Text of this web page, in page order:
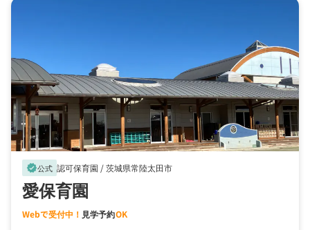
verified公式 認可保育園 /茨城県常陸太田市
愛保育園
Webで受付中！ 見学予約OK